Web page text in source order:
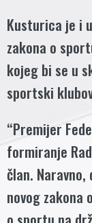
Kusturica je i
zakona o
kojeg bi se u
sportski
“Premijer
formiranje
član.
novog zakona